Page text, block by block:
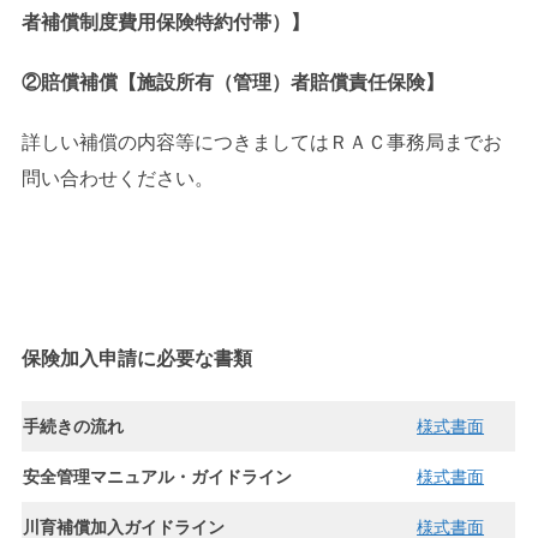
者補償制度費用保険特約付帯）】
②賠償補償【施設所有（管理）者賠償責任保険】
詳しい補償の内容等につきましてはＲＡＣ事務局までお
問い合わせください。
保険加入申請に必要な書類
手続きの流れ 様式書面
安全管理マニュアル・ガイドライン 様式書面
川育補償加入ガイドライン 様式書面